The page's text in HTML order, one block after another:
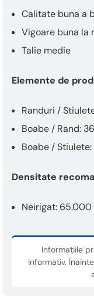
Calitate buna a
Vigoare buna la
Talie medie
Elemente de
Randuri /
Boabe / Rand:
Boabe /
Densitate
Neirigat:
Informațiile
informativ.